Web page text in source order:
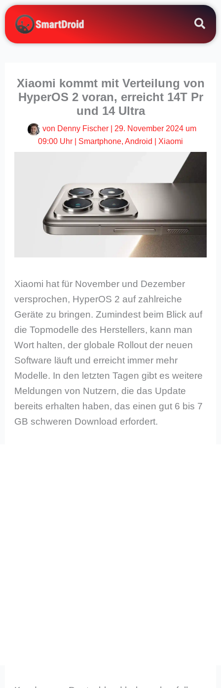
Zum
Inhalt
springen
Xiaomi kommt mit Verteilung von
HyperOS 2 voran, erreicht 14T Pr
und 14 Ultra
von Denny Fischer
29. November 2024 um
09:00 Uhr
Smartphone, Android Xiaomi
Xiaomi hat für November und Dezember
versprochen, HyperOS 2 auf zahlreiche
Geräte zu bringen. Zumindest beim Blick auf
die Topmodelle des Herstellers, kann man
Wort halten, der globale Rollout der neuen
Software läuft und erreicht immer mehr
Modelle. In den letzten Tagen gibt es weitere
Meldungen von Nutzern, die das Update
bereits erhalten haben, das einen gut 6 bis 7
GB schweren Download erfordert.